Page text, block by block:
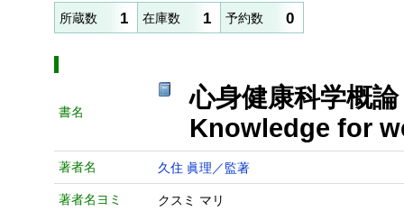
所蔵数 1 在庫数 1 予約数 0
書名
心身健康科学概
Knowledge for
著者名 久住 眞理／監著
著者名ヨミ クスミ マリ